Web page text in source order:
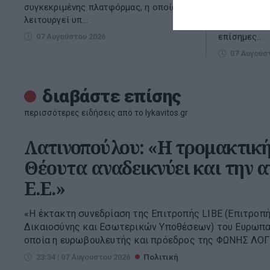
συγκεκριμένης πλατφόρμας, η οποία
λειτουργεί υπ...
07 Αυγούστου 2026
καθώς οι
επίσημες...
07
διαβάστε επίσης
περισσότερες ειδήσεις από το lykavitos.gr
Λατινοπούλου: «Η
Θέουτα αναδεικνύει και την
Ε.Ε.»
«Η έκτακτη συνεδρίαση της Επιτροπής LIBE
Δικαιοσύνης και Εσωτερικών Υποθέσεων) του
οποία η ευρωβουλευτής και πρόεδρος της ΦΩΝΗΣ
23:34 | 07 Αυγούστου 2026 Πολιτική